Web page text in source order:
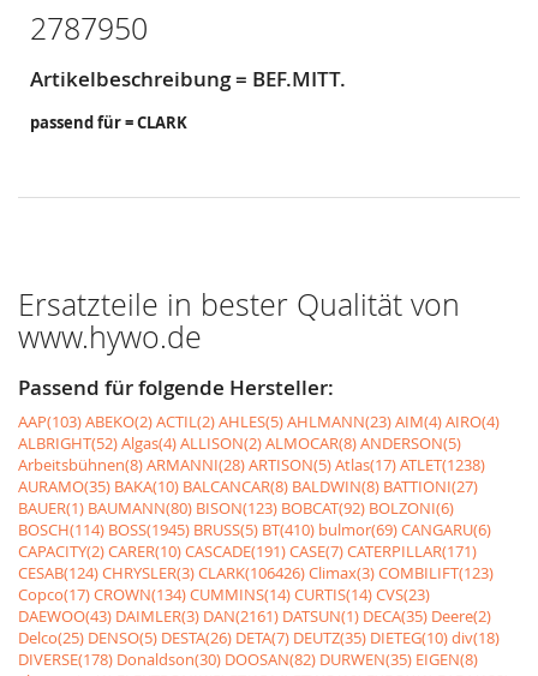
2787950
Artikelbeschreibung = BEF.MITT.
passend für = CLARK
Ersatzteile in bester Qualität von
www.hywo.de
Passend für folgende Hersteller:
AAP(103)ABEKO(2)ACTIL(2)AHLES(5)AHLMANN(23)AIM(4)AIRO(4)
ALBRIGHT(52)Algas(4)ALLISON(2)ALMOCAR(8)ANDERSON(5)
Arbeitsbühnen(8)ARMANNI(28)ARTISON(5)Atlas(17)ATLET(1238)
AURAMO(35) BAKA(10) BALCANCAR(8) BALDWIN(8) BATTIONI(27)
BAUER(1) BAUMANN(80) BISON(123) BOBCAT(92) BOLZONI(6)
BOSCH(114) BOSS(1945) BRUSS(5) BT(410) bulmor(69)CANGARU(6)
CAPACITY(2)CARER(10)CASCADE(191)CASE(7)CATERPILLAR(171)
CESAB(124)CHRYSLER(3)CLARK(106426)Climax(3)COMBILIFT(123)
Copco(17)CROWN(134)CUMMINS(14)CURTIS(14)CVS(23)
DAEWOO(43) DAIMLER(3) DAN(2161) DATSUN(1) DECA(35) Deere(2)
Delco(25) DENSO(5) DESTA(26) DETA(7) DEUTZ(35) DIETEG(10)div(18)
DIVERSE(178) Donaldson(30) DOOSAN(82) DURWEN(35) EIGEN(8)